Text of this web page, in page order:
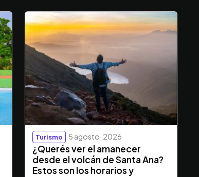
Turismo 5 agosto, 2026
¿Querés ver el amanecer
desde el volcán de Santa Ana?
Estos son los horarios y